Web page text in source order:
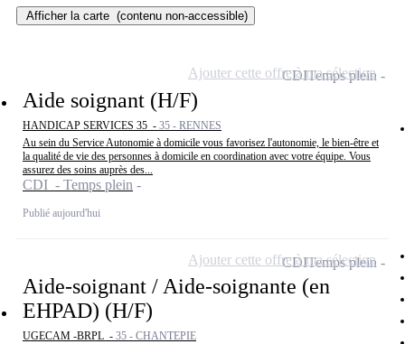
Afficher la carte (contenu non-accessible)
Aide soignant (H/F)
HANDICAP SERVICES 35 - 35 - RENNES
Au sein du Service Autonomie à domicile vous favorisez l'autonomie, le bien-être et
la qualité de vie des personnes à domicile en coordination avec votre équipe. Vous
assurez des soins auprès des...
CDI - Temps plein
Publié aujourd'hui
CDITemps plein
Ajouter cette offre à ma sélection
Aide-soignant / Aide-soignante (en
EHPAD) (H/F)
UGECAM -BRPL - 35 - CHANTEPIE
CDITemps plein
Ajouter cette offre à ma sélection